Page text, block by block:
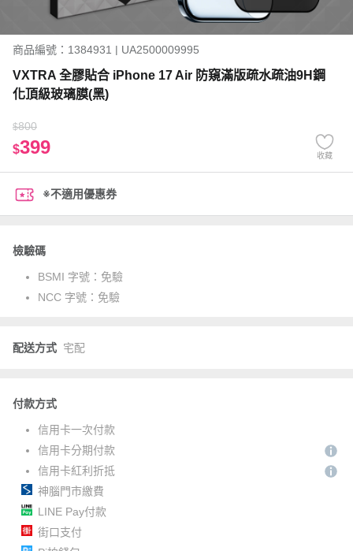
商品編號：1384931 | UA2500009995
VXTRA 全膠貼合 iPhone 17 Air 防窺滿版疏水疏油9H鋼
化頂級玻璃膜(黑)
$800
$399 收藏
※不適用優惠券
檢驗碼
BSMI 字號： 免驗
NCC 字號： 免驗
配送方式 宅配
付款方式
信用卡一次付款
信用卡分期付款
信用卡紅利折抵
神腦門市繳費
LINE Pay付款
街口支付